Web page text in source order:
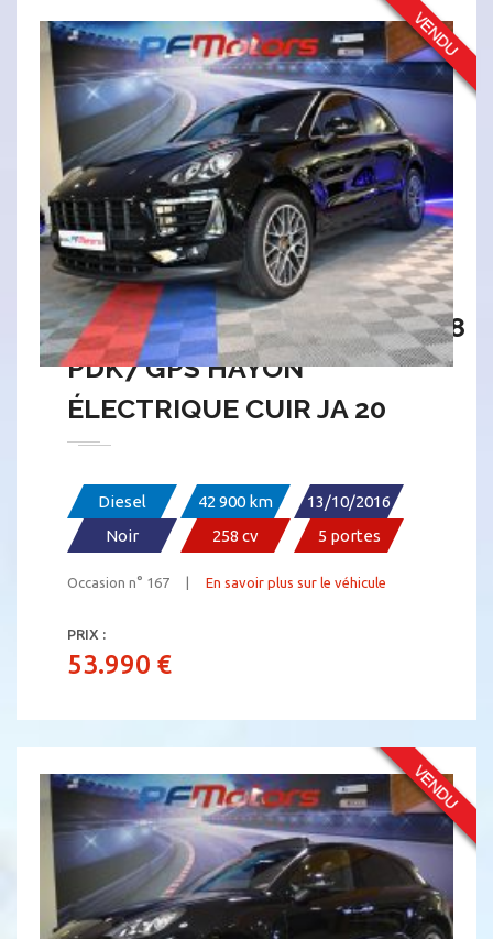
PORSCHE MACAN S 3.0 V6 258
PDK7 GPS HAYON
ÉLECTRIQUE CUIR JA 20
Diesel 42 900 km
13/10/2016
Noir
258 cv 5 portes
Occasion n° 167 | En savoir plus sur le véhicule
PRIX :
53.990 €